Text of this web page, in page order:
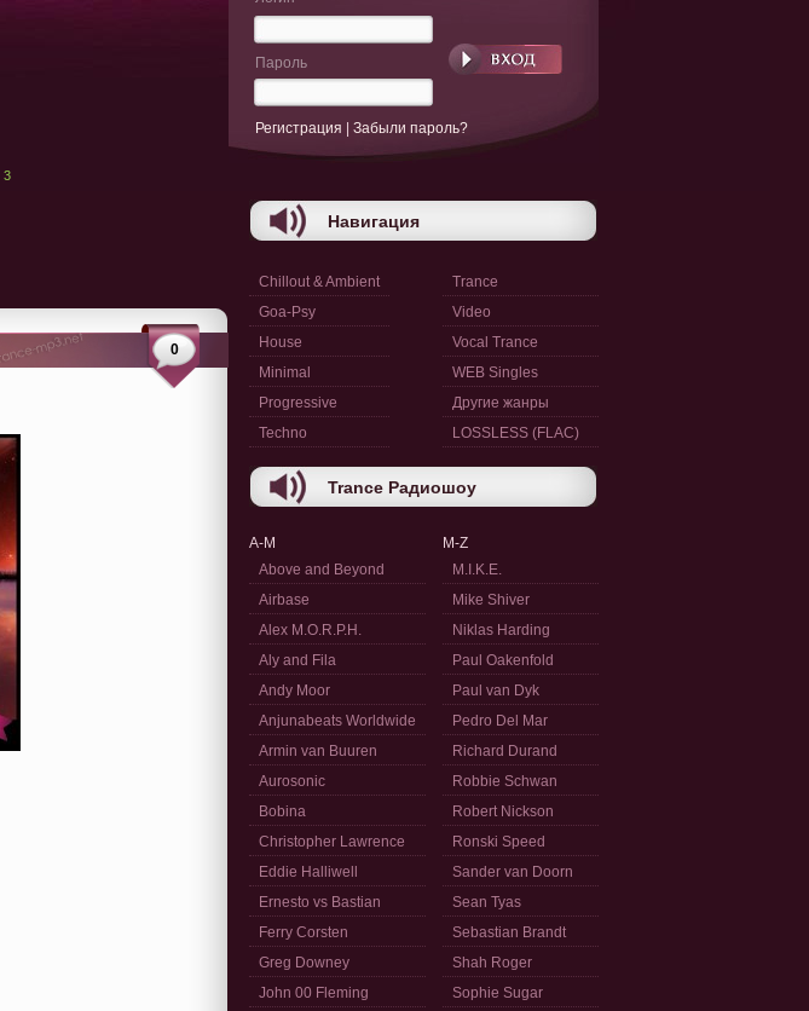
3
0
Пароль
Регистрация Забыли пароль?
Навигация
Chillout & Ambient
Goa-Psy
House
Minimal
Progressive
Techno
Trance
Video
Vocal Trance
WEB Singles
Другие жанры
LOSSLESS (FLAC)
Trance Радиошоу
A-M
Above and Beyond
Airbase
Alex M.O.R.P.H.
Aly and Fila
Andy Moor
Anjunabeats Worldwide
Armin van Buuren
Aurosonic
Bobina
Christopher Lawrence
Eddie Halliwell
Ernesto vs Bastian
Ferry Corsten
Greg Downey
John 00 Fleming
M-Z
M.I.K.E.
Mike Shiver
Niklas Harding
Paul Oakenfold
Paul van Dyk
Pedro Del Mar
Richard Durand
Robbie Schwan
Robert Nickson
Ronski Speed
Sander van Doorn
Sean Tyas
Sebastian Brandt
Shah Roger
Sophie Sugar